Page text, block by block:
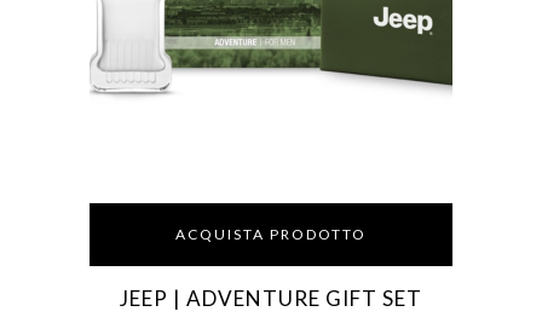
ACQUISTA PRODOTTO
JEEP | ADVENTURE GIFT SET